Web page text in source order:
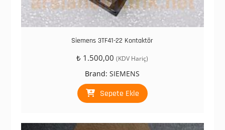
Siemens 3TF41-22 Kontaktör
₺ 1.500,00 (KDV Hariç)
Brand:SIEMENS
Sepete Ekle